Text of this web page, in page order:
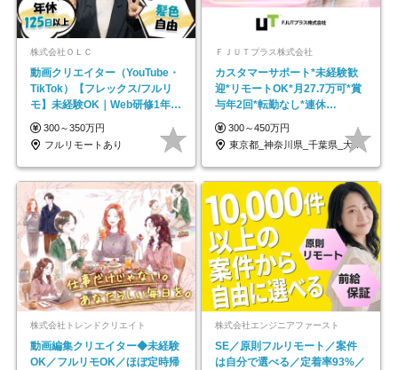
株式会社ＯＬＣ
動画クリエイター（YouTube・
TikTok）【フレックス/フルリ
モ】未経験OK｜Web研修1年間
｜副業OK
300～350万円
フルリモートあり
ＦＪＵＴプラス株式会社
カスタマーサポート*未経験歓
迎*リモートOK*月27.7万可*賞
与年2回*転勤なし*連休
OK/ZE010232
300～450万円
東京都_神奈川県_千葉県_大阪府_愛知県…
株式会社トレンドクリエイト
動画編集クリエイター◆未経験
OK／フルリモOK／ほぼ定時帰
株式会社エンジニアファースト
SE／原則フルリモート／案件
は自分で選べる／定着率93%／